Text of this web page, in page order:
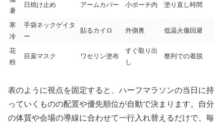
暑
日焼け止め アームカバー 小ポーチ内 塗り直し時間
寒
冷
手袋ネックゲイタ
ー
貼るカイロ 外側奥 低温火傷回避
花
粉
目薬マスク ワセリン塗布
すぐ取り出
し
整列での着脱
表のように視点を固定すると、ハーフマラソンの当日に持
っていくものの配置や優先順位が自動で決まります。自分
の体質や会場の導線に合わせて一行入れ替えるだけで、毎